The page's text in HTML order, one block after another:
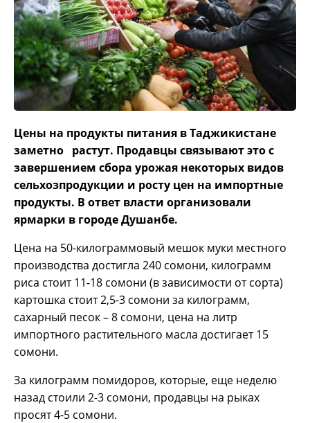
Цены на продукты питания в Таджикистане
заметно растут. Продавцы связывают это с
завершением сбора урожая некоторых видов
сельхозпродукции и росту цен на импортные
продукты. В ответ власти организовали
ярмарки в городе Душанбе.
Цена на 50-килограммовый мешок муки местного
производства достигла 240 сомони, килограмм
риса стоит 11-18 сомони (в зависимости от сорта)
картошка стоит 2,5-3 сомони за килограмм,
сахарный песок – 8 сомони, цена на литр
импортного растительного масла достигает 15
сомони.
За килограмм помидоров, которые, еще неделю
назад стоили 2-3 сомони, продавцы на рыках
просят 4-5 сомони.